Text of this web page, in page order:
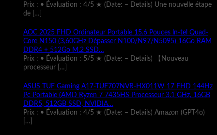
Prix : • Évaluation : 4/5 ★ (Date: – Details) Une nouvelle étape
de
[…]
AOC 2025 FHD Ordinateur Portable 15.6 Pouces ln-tel Quad-
Core N150 (3,60GHz Dépasser N100/N97/N5095) 16Go RAM
DDR4 + 512Go M.2 SSD…
Prix : • Évaluation : 5/5 ★ (Date: – Details) 【Nouveau
processeur
[…]
ASUS TUF Gaming A17-TUF707NVR-HX011W 17 FHD 144Hz
Pc Portable (AMD Ryzen 7 7435HS Processeur 3.1 GHz, 16GB
DDR5, 512GB SSD, NVIDIA…
Prix : • Évaluation : 4/5 ★ (Date: – Details) Amazon (GPT4o)
[…]